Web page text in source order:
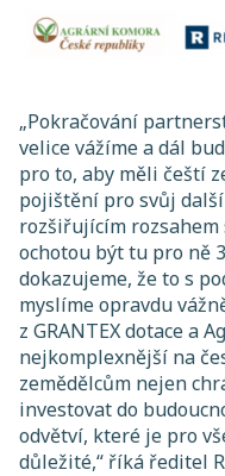
„Pokračování
velice vážíme a dál
pro to, aby měli čeští
pojištění pro svůj
rozšiřujícím
ochotou být tu pro ně
dokazujeme, že to s
myslíme opravdu
z GRANTEX dotace a
nejkomplexnější na
zemědělcům nejen
investovat do
odvětví, které je pro
důležité,“ říká ředitel